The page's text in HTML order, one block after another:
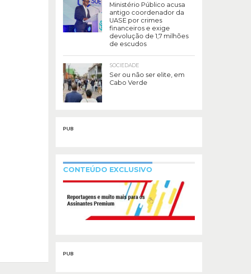
Ministério Público acusa
antigo coordenador da
UASE por crimes
financeiros e exige
devolução de 1,7 milhões
de escudos
SOCIEDADE
Ser ou não ser elite, em
Cabo Verde
PUB
CONTEÚDO EXCLUSIVO
PUB